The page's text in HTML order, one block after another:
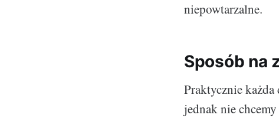
niepowtarzalne.
Sposób na
Praktycznie każda
jednak nie